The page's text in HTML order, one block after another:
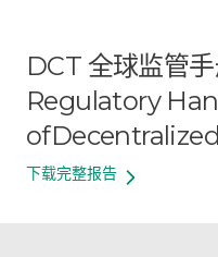
DCT 全球监管
Regulatory
of
下载完整报告